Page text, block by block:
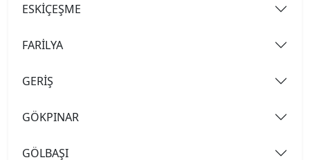
ESKİÇEŞME
FARİLYA
GERİŞ
GÖKPINAR
GÖLBAŞI